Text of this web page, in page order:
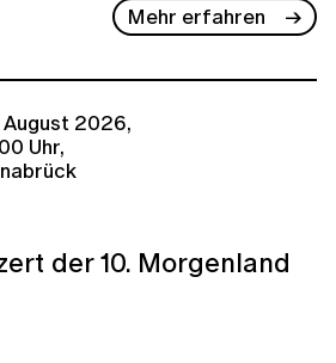
Mehr erfahren
August 2026,
Uhr,
der 10. Morgenland